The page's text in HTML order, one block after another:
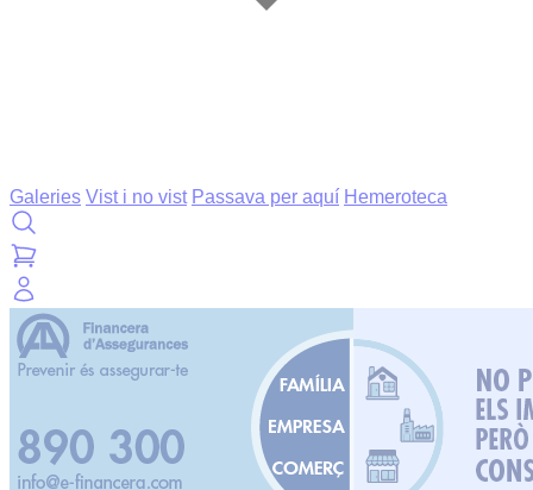
Galeries Vist i no vist Passava per aquí Hemeroteca